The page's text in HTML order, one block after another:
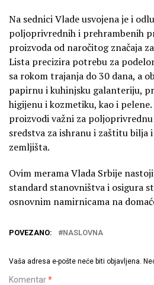
Na sednici Vlade usvojena je i
poljoprivrednih i prehrambenih
proizvoda od naročitog značaja
Lista precizira potrebu za
sa rokom trajanja do 30 dana, a
papirnu i kuhinjsku galanteriju,
higijenu i kozmetiku, kao i
proizvodi važni za
sredstva za ishranu i zaštitu bilja
zemljišta.
Ovim merama Vlada Srbije
standard stanovništva i osigura
osnovnim namirnicama na
POVEZANO: NASLOVNA
Vaša adresa e-pošte neće biti objavljena.
Komentar*